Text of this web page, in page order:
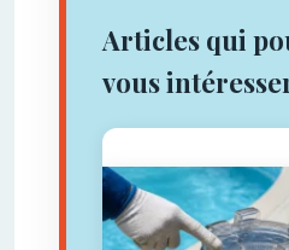
Articles qui
vous